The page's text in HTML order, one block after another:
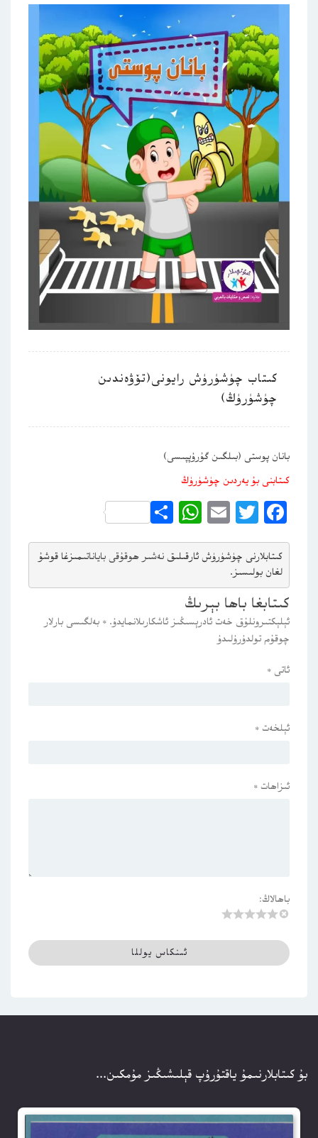
كىتاب چۈشۈرۈش رايونى(تۆۋەندىن
چۈشۈرۈڭ)
بانان پوستى (بىلگىن گۇرۇپپىسى)
كىتابنى بۇ يەردىن چۈشۈرۈڭ
Facebook
Twitter
Email
WhatsApp
Share
كىتابلارنى چۈشۈرۈش ئارقىلىق نەشىر ھوقۇقى باياناتىمىزغا قوشۇ
لغان بولىسىز.
كىتابغا باھا بېرىڭ
ئېلېكتىرونلۇق خەت ئادرېسىڭىز ئاشكارىلانمايدۇ. * بەلگىسى بارلار
چوقۇم تولدۇرۇلىدۇ
ئاتى *
ئېلخەت *
ئىزاھات *
باھالاڭ:
بۇ كىتابلارنىمۇ ياقتۇرۇپ قېلىشىڭىز مۇمكىن...